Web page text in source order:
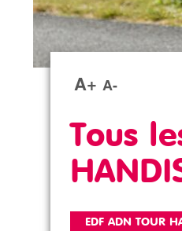
A+ A-
Tous
EDF ADN TOUR